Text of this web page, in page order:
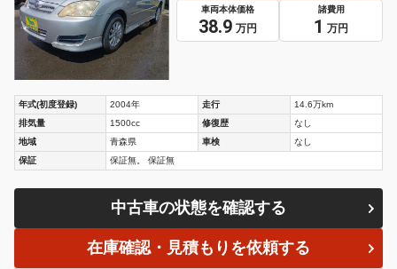
車両本体価格
38.9 万円
諸費用
1 万円
年式(初度登録) 2004年 走行
14.6万km
排気量
1500cc 修復歴
なし
地域
青森県 車検
なし
保証
保証無。 保証無
中古車の状態を確認する
在庫確認・見積もりを依頼する